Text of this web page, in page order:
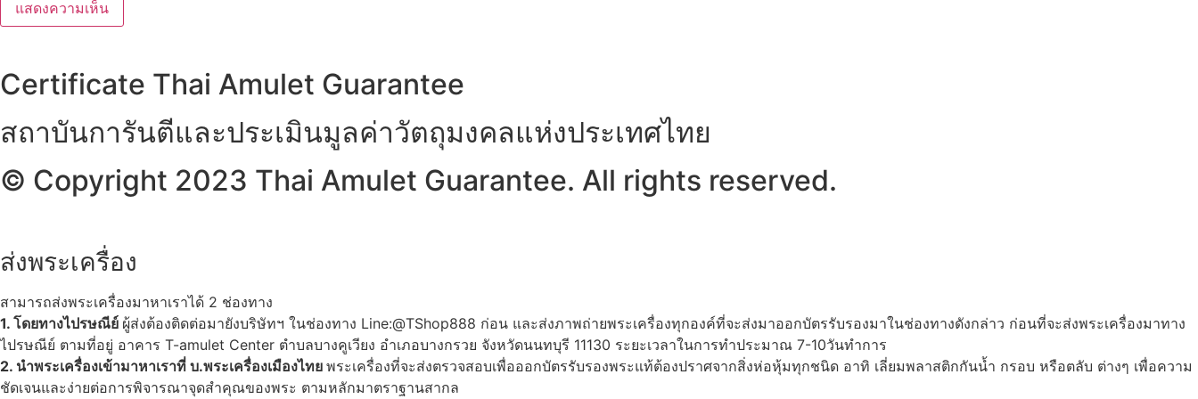
Certificate Thai Amulet Guarantee
สถาบันการันตีและประเมินมูลค่าวัตถุมงคลแห่งประเทศไทย
© Copyright 2023 Thai Amulet Guarantee. All rights reserved.
ส่งพระเครื่อง
สามารถส่งพระเครื่องมาหาเราได้ 2 ช่องทาง
1. โดยทางไปรษณีย์ ผู้ส่งต้องติดต่อมายังบริษัทฯ ในช่องทาง Line:@TShop888 ก่อน และส่งภาพถ่ายพระเครื่องทุกองค์ที่จะส่งมาออกบัตรรับรองมาในช่องทางดังกล่าว ก่อนที่จะส่งพระเครื่องมาทาง
ไปรษณีย์ ตามที่อยู่ อาคาร T-amulet Center ตำบลบางคูเวียง อำเภอบางกรวย จังหวัดนนทบุรี 11130 ระยะเวลาในการทำประมาณ 7-10วันทำการ
2. นำพระเครื่องเข้ามาหาเราที่ บ.พระเครื่องเมืองไทย พระเครื่องที่จะส่งตรวจสอบเพื่อออกบัตรรับรองพระแท้ต้องปราศจากสิ่งห่อหุ้มทุกชนิด อาทิ เลี่ยมพลาสติกกันน้ำ กรอบ หรือตลับ ต่างๆ เพื่อความ
ชัดเจนและง่ายต่อการพิจารณาจุดสำคุณของพระ ตามหลักมาตราฐานสากล